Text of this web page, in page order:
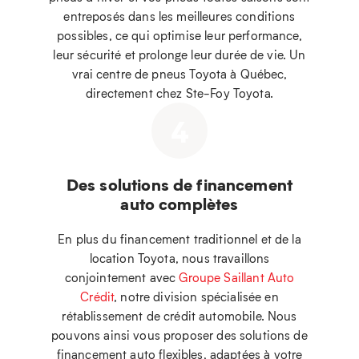
entreposés dans les meilleures conditions
possibles, ce qui optimise leur performance,
leur sécurité et prolonge leur durée de vie. Un
vrai centre de pneus Toyota à Québec,
directement chez Ste-Foy Toyota.
Des solutions de financement
auto complètes
En plus du financement traditionnel et de la
location Toyota, nous travaillons
conjointement avecGroupe Saillant Auto
Crédit, notre division spécialisée en
rétablissement de crédit automobile. Nous
pouvons ainsi vous proposer des solutions de
financement auto flexibles, adaptées à votre